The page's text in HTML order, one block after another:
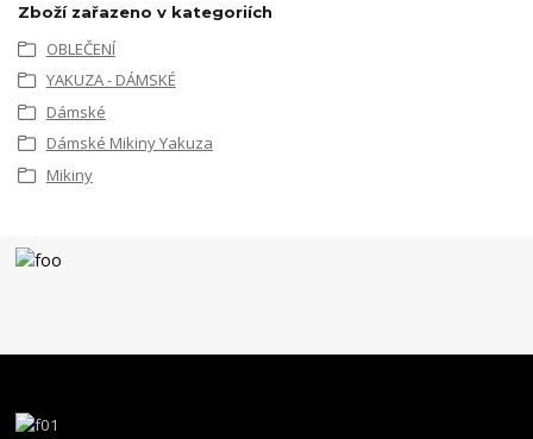
Zboží zařazeno v kategoriích
OBLEČENÍ
YAKUZA - DÁMSKÉ
Dámské
Dámské Mikiny Yakuza
Mikiny